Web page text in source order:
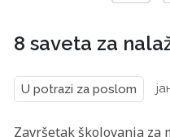
8 saveta za
U potrazi za poslom
Završetak školovanja za